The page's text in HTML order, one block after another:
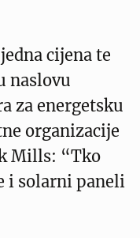
cijena te
naslovu
za energetsku
organizacije
Mills: “Tko
i solarni paneli